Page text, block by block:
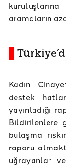
aramaların
Kadın
destek
yayınladığı
Bildirilenlere
bulaşma
raporu
uğrayanlar